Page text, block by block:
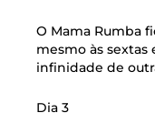
O Mama Rumba
mesmo às
infinidade de
Dia 3